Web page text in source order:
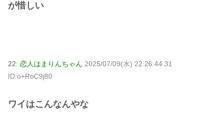
が惜しい
22: 恋人はまりんちゃん 2025/07/09(水) 22:26:44.31
ID:o+RoC9j80
ワイはこんなんやな